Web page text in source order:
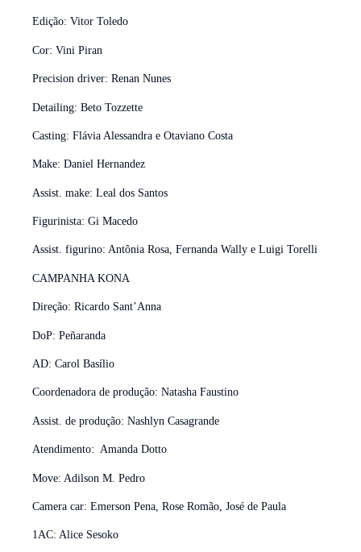
Edição: Vitor Toledo
Cor: Vini Piran
Precision driver: Renan Nunes
Detailing: Beto Tozzette
Casting: Flávia Alessandra e Otaviano Costa
Make: Daniel Hernandez
Assist. make: Leal dos Santos
Figurinista: Gi Macedo
Assist. figurino: Antônia Rosa, Fernanda Wally e Luigi Torelli
CAMPANHA KONA
Direção: Ricardo Sant’Anna
DoP: Peñaranda
AD: Carol Basílio
Coordenadora de produção: Natasha Faustino
Assist. de produção: Nashlyn Casagrande
Atendimento: Amanda Dotto
Move: Adilson M. Pedro
Camera car: Emerson Pena, Rose Romão, José de Paula
1AC: Alice Sesoko